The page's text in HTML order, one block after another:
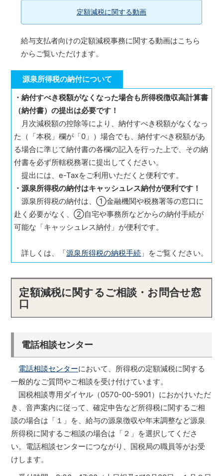
た（令和６年３月29日）
した（令和６年３月29日）
「定額減税に係る源泉徴収事務」の動画
した（令和6年3月8日）
「給与等の源泉徴収事務に係る令和６年分所得税の
定額減税のしかた（PDF/6,851KB）」を掲載しまし
た（令和6年1月30日）
定額減税に関する動画
給与支払者向けの定額減税事務に関する動画はこちら
からご覧いただけます。
源泉所得税の納付について
・納付すべき税額がなくなった場合も所得税徴収高計算書
（納付書）の提出は必要です！
月次減税額の控除等により、納付すべき税額がなくなっ
た（「本税」欄が「0」）場合でも、納付すべき税額があ
る場合に準じて納付書の各欄の記入を行った上で、その納
付書を必ず所轄税務署に提出してください。
提出には、e-Taxをご利用いただくと便利です。
・源泉所得税の納付はキャッシュレス納付が便利です！
源泉所得税の納付は、①金融機関や税務署等の窓口に
赴く必要がなく、②自宅や事務所などからの納付手続が
可能な「キャッシュレス納付」が便利です。
詳しくは、「源泉所得税の納税手続 」をご覧ください。
定額減税に関するご相談・お問合せ窓
口
電話相談センター
電話相談センターにおいて、所得税の定額減税に関する
一般的なご質問やご相談を受け付けています。
国税相談専用ダイヤル（0570-00-5901）におかけいただ
き、音声案内に従って、確定申告など所得税に関するご相
談の場合は「１」を、給与の源泉徴収や年末調整など源泉
所得税に関するご相談の場合は「２」を選択してくださ
い。電話相談センターにつながり、国税局の職員等がお受
けします。